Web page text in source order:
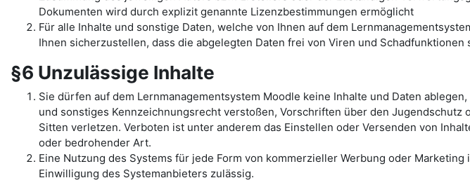
Dokumenten wird durch explizit genannte Lizenzbestimmungen ermöglicht
Für alle Inhalte und sonstige Daten, welche von Ihnen auf dem
Ihnen sicherzustellen, dass die abgelegten Daten frei von Viren und Schadfunktionen
§6 Unzulässige Inhalte
Sie dürfen auf dem Lernmanagementsystem Moodle keine Inhalte und Daten
und sonstiges Kennzeichnungsrecht verstoßen, Vorschriften über den
Sitten verletzen. Verboten ist unter anderem das Einstellen oder Versenden von
oder bedrohender Art.
Eine Nutzung des Systems für jede Form von kommerzieller Werbung oder
Einwilligung des Systemanbieters zulässig.